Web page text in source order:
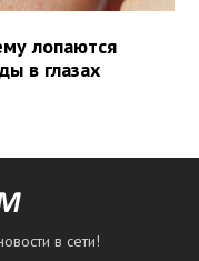
лопаются
в глазах
в сети!